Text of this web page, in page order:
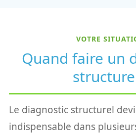
VOTRE
Quand faire un
Le diagnostic structurel
indispensable dans